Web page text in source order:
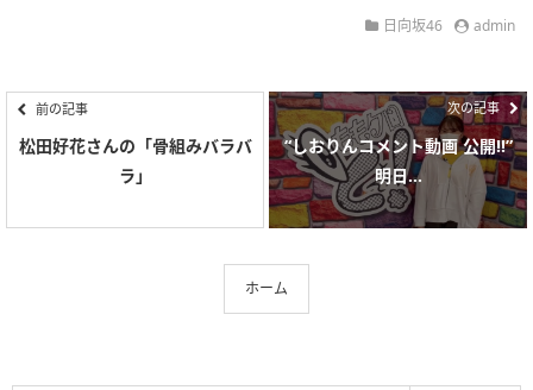
日向坂46 admin
前の記事
松田好花さんの「骨組みバラバ
ラ」
次の記事
“しおりんコメント動画 公開!!”
明日...
ホーム